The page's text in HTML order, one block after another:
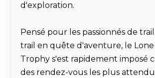
d'exploration.
Pensé pour les passionnés de
trail en quête d'aventure, le
Trophy s'est rapidement imposé
des rendez-vous les plus